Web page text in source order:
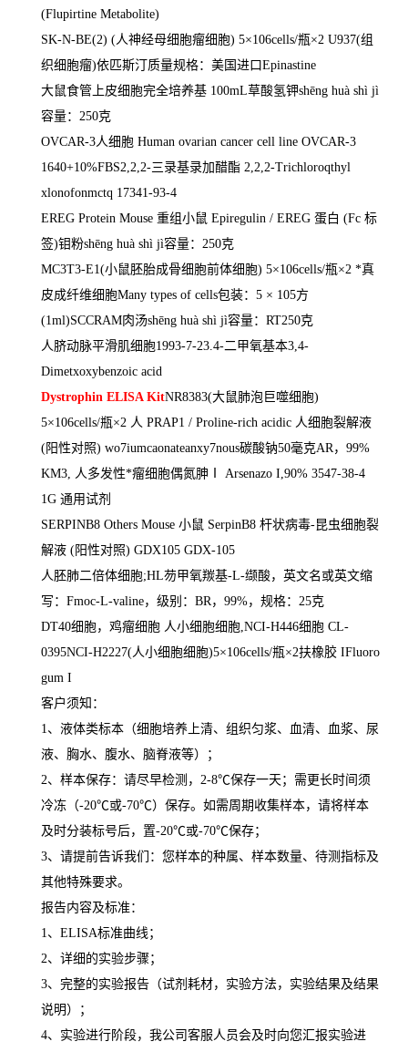
(Flupirtine Metabolite)
SK-N-BE(2) (人神经母细胞瘤细胞) 5×106cells/瓶×2 U937(组
织细胞瘤)依匹斯汀质量规格：美国进口Epinastine
大鼠食管上皮细胞完全培养基 100mL草酸氢钾shēng huà shì jì
容量： 250克
OVCAR-3人细胞 Human ovarian cancer cell line OVCAR-3
1640+10%FBS2,2,2-三录基录加醋酯 2,2,2-Trichloroqthyl
xlonofonmctq 17341-93-4
EREG Protein Mouse 重组小鼠 Epiregulin / EREG 蛋白 (Fc 标
签)钼粉shēng huà shì jì容量： 250克
MC3T3-E1(小鼠胚胎成骨细胞前体细胞) 5×106cells/瓶×2 *真
皮成纤维细胞Many types of cells包装： 5 × 105方
(1ml)SCCRAM肉汤shēng huà shì jì容量： RT250克
人脐动脉平滑肌细胞1993-7-23.4-二甲氧基本3,4-
Dimetxoxybenzoic acid
Dystrophin ELISA KitNR8383(大鼠肺泡巨噬细胞)
5×106cells/瓶×2 人 PRAP1 / Proline-rich acidic 人细胞裂解液
(阳性对照) wo7iumcaonateanxy7nous碳酸钠50毫克AR ， 99%
KM3,
人多发性*瘤细胞偶氮胂Ⅰ Arsenazo I,90% 3547-38-4
1G 通用试剂
SERPINB8 Others Mouse 小鼠 SerpinB8 杆状病毒-昆虫细胞裂
解液 (阳性对照) GDX105 GDX-105
人胚肺二倍体细胞;HL芴甲氧羰基-L-缬酸，英文名或英文缩
写： Fmoc-L-valine，级别： BR ， 99%，规格： 25克
DT40细胞，鸡瘤细胞 人小细胞细胞 ,NCI-H446细胞 CL-
0395NCI-H2227(人小细胞细胞)5×106cells/瓶×2扶橡胶 IFluoro
gum I
客户须知：
1 、液体类标本（细胞培养上清、组织匀浆、血清、血浆、尿
液、胸水、腹水、脑脊液等）；
2、样本保存：请尽早检测， 2-8℃保存一天；需更长时间须
冷冻（-20℃或-70℃）保存。如需周期收集样本，请将样本
及时分装标号后，置-20℃或-70℃保存；
3、请提前告诉我们：您样本的种属、样本数量、待测指标及
其他特殊要求。
报告内容及标准：
1 、 ELISA标准曲线；
2、详细的实验步骤；
3、完整的实验报告（试剂耗材，实验方法，实验结果及结果
说明）；
4、实验进行阶段，我公司客服人员会及时向您汇报实验进